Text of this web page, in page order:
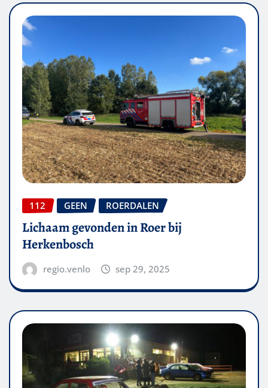
112 GEEN ROERDALEN
Lichaam gevonden in Roer bij
Herkenbosch
regio.venlo sep 29, 2025